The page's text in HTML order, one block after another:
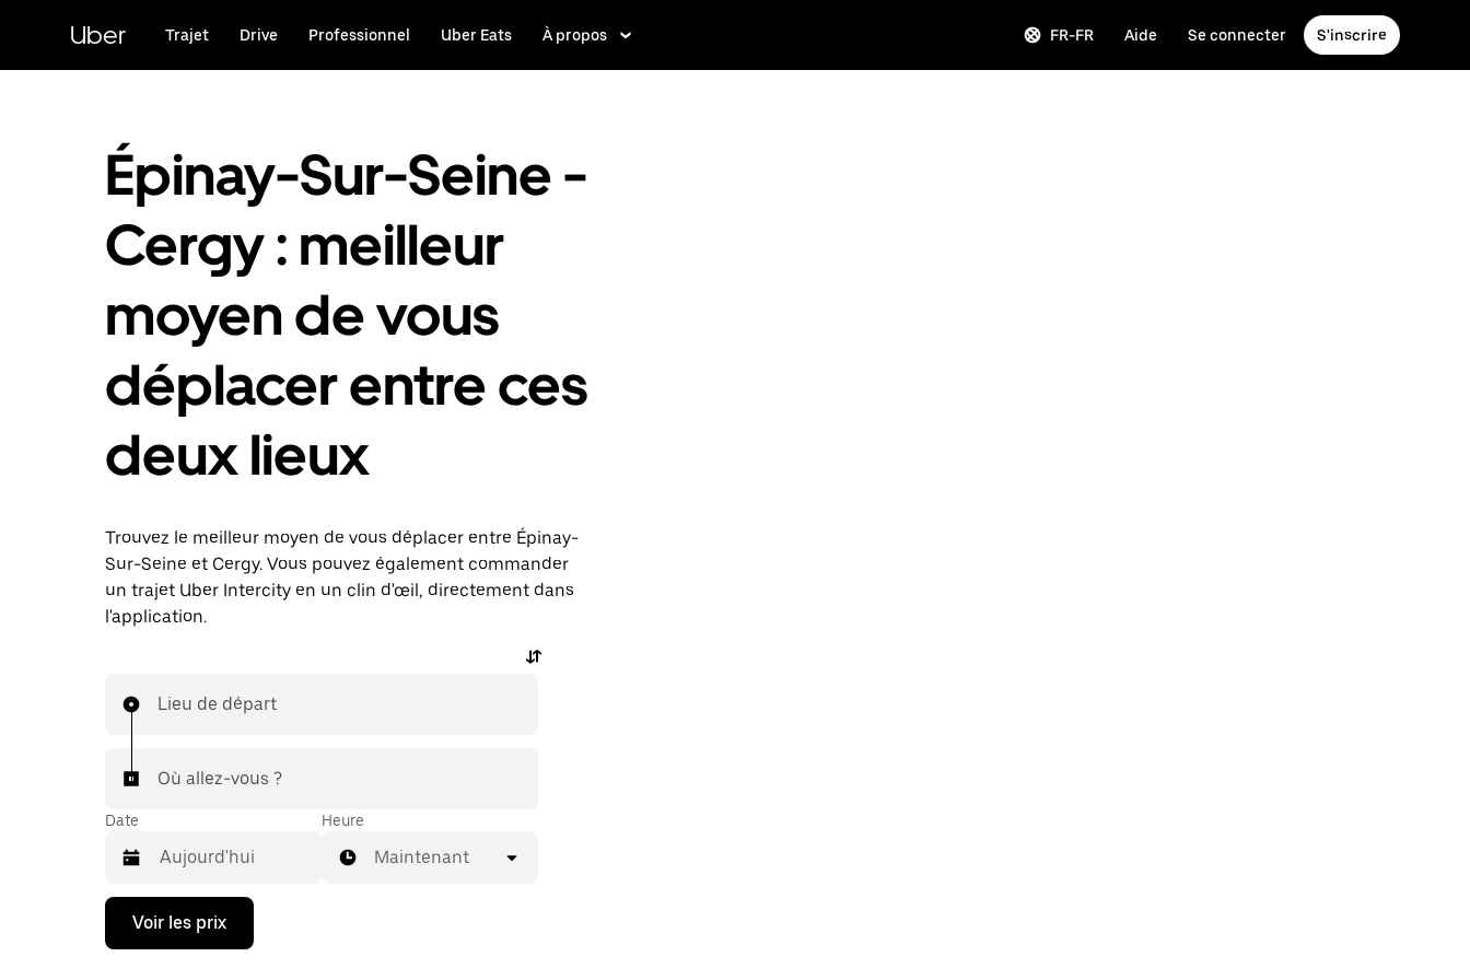
principal
Uber Trajet Drive Professionnel Uber Eats À propos FR-FR Aide Se connecter S'inscrire
Épinay-Sur-Seine -
Cergy : meilleur
moyen de vous
déplacer entre ces
deux lieux
Trouvez le meilleur moyen de vous déplacer entre Épinay-
Sur-Seine et Cergy. Vous pouvez également commander
un trajet Uber Intercity en un clin d'œil, directement dans
l'application.
Lieu de départ
Où allez-vous ?
Date
Appuyez
la
Heure
Maintenant
Voir les prix